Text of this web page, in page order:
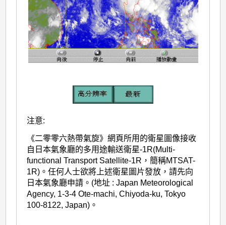
注意:
《二零零六熱帶氣旋》網頁所用的衛星圖像接收
自日本氣象廳的多用途輸送衛星-1R(Multi-
functional Transport Satellite-1R，簡稱MTSAT-
1R)。任何人士欲將上述衛星圖片發放，請先向
日本氣象廳申請。(地址 : Japan Meteorological
Agency, 1-3-4 Ote-machi, Chiyoda-ku, Tokyo
100-8122, Japan)。